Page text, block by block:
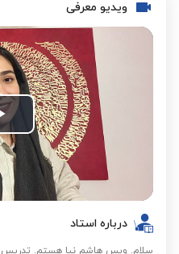
ویدیو معرفی
درباره استاد